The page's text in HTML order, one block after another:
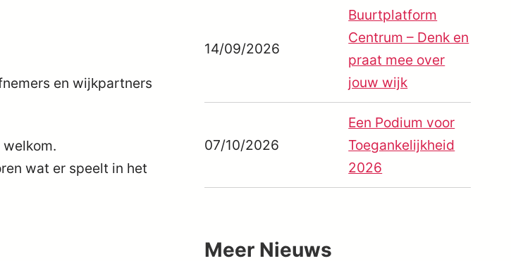
en wijkpartners
wat er speelt in het
14/09/2026
Buurtplatform
Centrum – Denk en
praat mee over
jouw wijk
07/10/2026
Een Podium voor
Toegankelijkheid
2026
Meer Nieuws